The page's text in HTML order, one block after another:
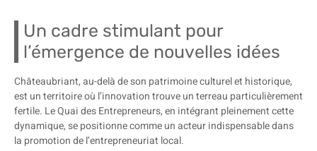
Un cadre stimulant pour
l’émergence de nouvelles idées
Châteaubriant, au-delà de son patrimoine culturel et historique,
est un territoire où l’innovation trouve un terreau particulièrement
fertile. Le Quai des Entrepreneurs, en intégrant pleinement cette
dynamique, se positionne comme un acteur indispensable dans
la promotion de l’entrepreneuriat local.